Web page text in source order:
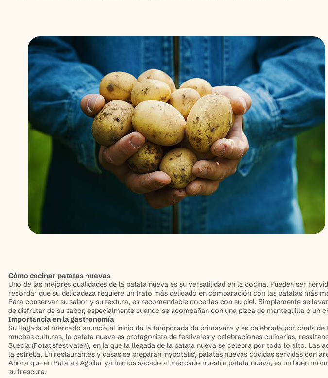
Cómo cocinar patatas nuevas
Uno de las mejores cualidades de la patata nueva es su versatilidad en la cocina. Pueden ser
recordar que su delicadeza requiere un trato más delicado en comparación con las patatas más
Para conservar su sabor y su textura, es recomendable cocerlas con su piel. Simplemente se
de disfrutar de su sabor, especialmente cuando se acompañan con una pizca de mantequilla o un
Importancia en la gastronomía
Su llegada al mercado anuncia el inicio de la temporada de primavera y es celebrada por chefs
muchas culturas, la patata nueva es protagonista de festivales y celebraciones culinarias,
Suecia (Potatisfestivalen), en la que la llegada de la patata nueva se celebra por todo lo alto.
la estrella. En restaurantes y casas se preparan ‘nypotatis’, patatas nuevas cocidas servidas con
Ahora que en Patatas Aguilar ya hemos sacado al mercado nuestra patata nueva, es un buen
su frescura.